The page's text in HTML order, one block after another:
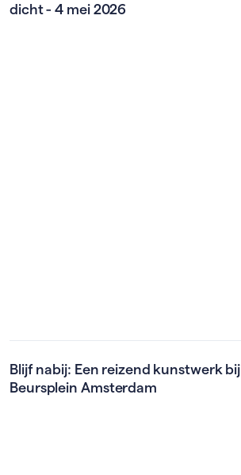
dicht - 4 mei 2026
Blijf nabij: Een reizend kunstwerk bij
Beursplein Amsterdam